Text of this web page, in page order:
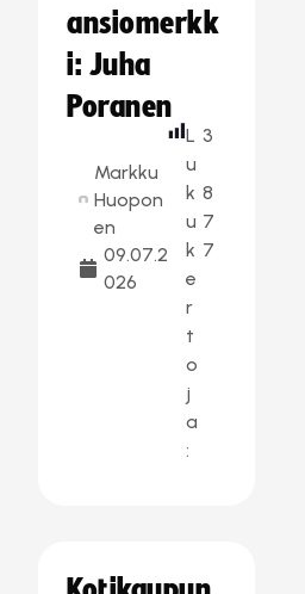
ansiomerkk
i: Juha
Poranen
Markku
Huopon
en
09.07.2
026
L
u
k
u
k
e
r
t
o
j
a
:
3
8
7
7